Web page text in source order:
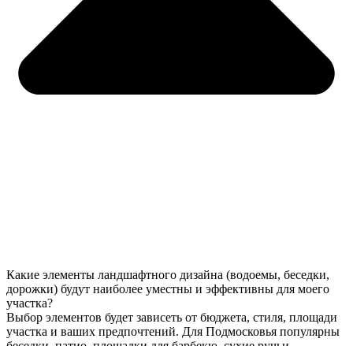
Какие элементы ландшафтного дизайна (водоемы, беседки,
дорожки) будут наиболее уместны и эффективны для моего
участка?
Выбор элементов будет зависеть от бюджета, стиля, площади
участка и ваших предпочтений. Для Подмосковья популярны